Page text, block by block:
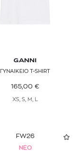
GANNI
ΓΥΝΑΙΚΕΙΟ T-SHIRT
165,00 €
XS, S, M, L
FW26
NEO